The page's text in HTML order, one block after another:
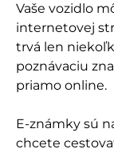
Vaše vozidlo
internetovej
trvá len
poznávaciu
priamo online.
E-známky sú
chcete